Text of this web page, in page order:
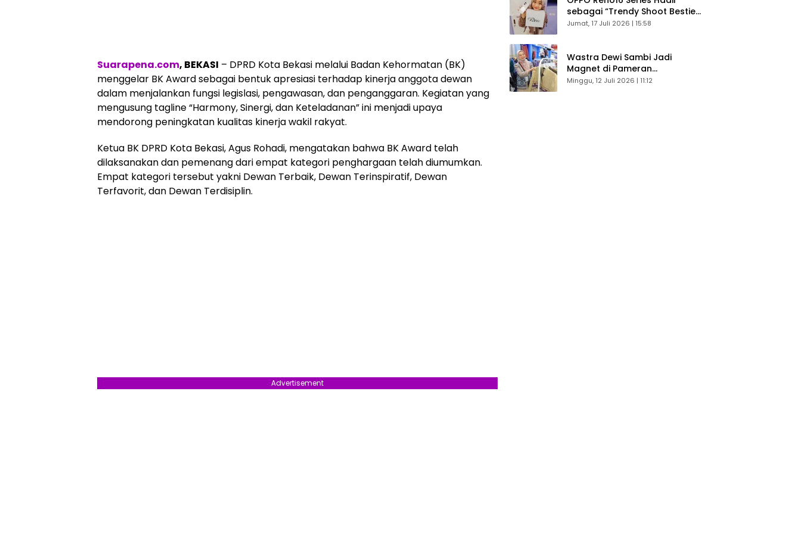
Suarapena.com, BEKASI – DPRD Kota Bekasi melalui Badan Kehormatan (BK)
menggelar BK Award sebagai bentuk apresiasi terhadap kinerja anggota dewan
dalam menjalankan fungsi legislasi, pengawasan, dan penganggaran. Kegiatan yang
mengusung tagline “Harmony, Sinergi, dan Keteladanan” ini menjadi upaya
mendorong peningkatan kualitas kinerja wakil rakyat.
Ketua BK DPRD Kota Bekasi, Agus Rohadi, mengatakan bahwa BK Award telah
dilaksanakan dan pemenang dari empat kategori penghargaan telah diumumkan.
Empat kategori tersebut yakni Dewan Terbaik, Dewan Terinspiratif, Dewan
Terfavorit, dan Dewan Terdisiplin.
Advertisement
sebagai “Trendy Shoot Bestie”,
Bikin Konten Kreator Makin
Jumat, 17 Juli 2026 | 15:58
Wastra Dewi Sambi Jadi
Magnet di Pameran
Dekranasda, Banyak Diminati
Minggu, 12 Juli 2026 | 11:12